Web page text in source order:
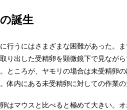
誕生
行うにはさまざまな困難があった。
り出した受精卵を顕微鏡下で見なが
ところが、ヤモリの場合は未受精卵
体内にある未受精卵に対しての作業
はマウスと比べると極めて大きい。